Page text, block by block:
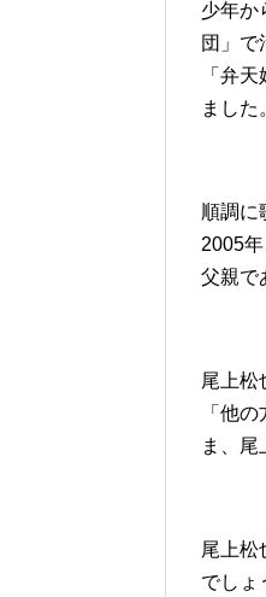
少年か
団」で
「弁
ました
順調に
2005
父親で
尾上松
「他
ま、尾
尾上松
でしょ